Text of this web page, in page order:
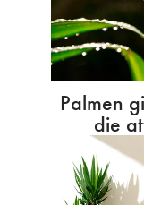
Palmen
die